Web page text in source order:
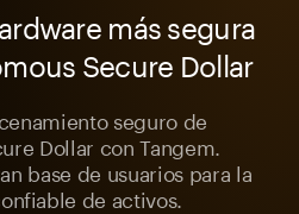
más segura
Secure Dollar
seguro de
Dollar con Tangem.
base de usuarios para la
de activos.